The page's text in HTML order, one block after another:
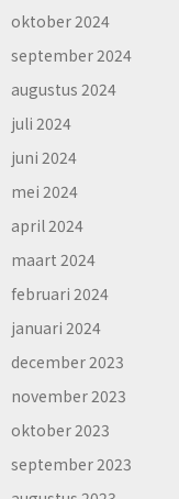
oktober 2024
september 2024
augustus 2024
juli 2024
juni 2024
mei 2024
april 2024
maart 2024
februari 2024
januari 2024
december 2023
november 2023
oktober 2023
september 2023